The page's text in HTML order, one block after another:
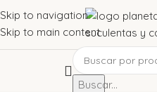
Skip to navigation
Skip to main content
Buscar...